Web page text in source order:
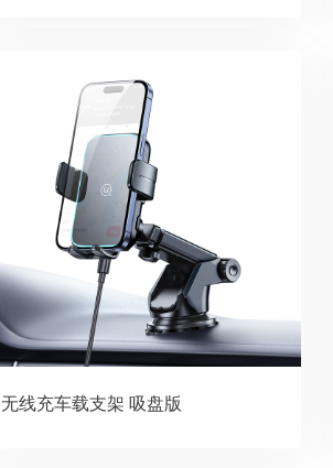
无线充车载支架 吸盘版